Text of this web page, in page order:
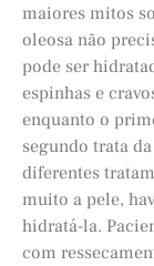
maiores mitos
oleosa não
pode ser
espinhas e
enquanto o
segundo trata
diferentes
muito a pele,
hidratá-la.
com